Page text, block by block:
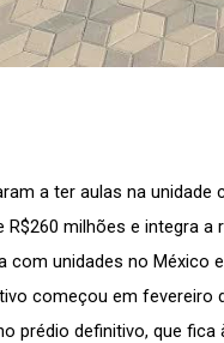
a ter aulas na unidade
milhões e integra a
unidades no México
começou em fevereiro
definitivo, que fica